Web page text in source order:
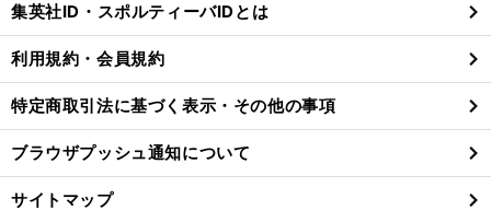
る
集英社ID・スポルティーバIDとは
利用規約・会員規約
特定商取引法に基づく表示・その他の事項
ブラウザプッシュ通知について
サイトマップ